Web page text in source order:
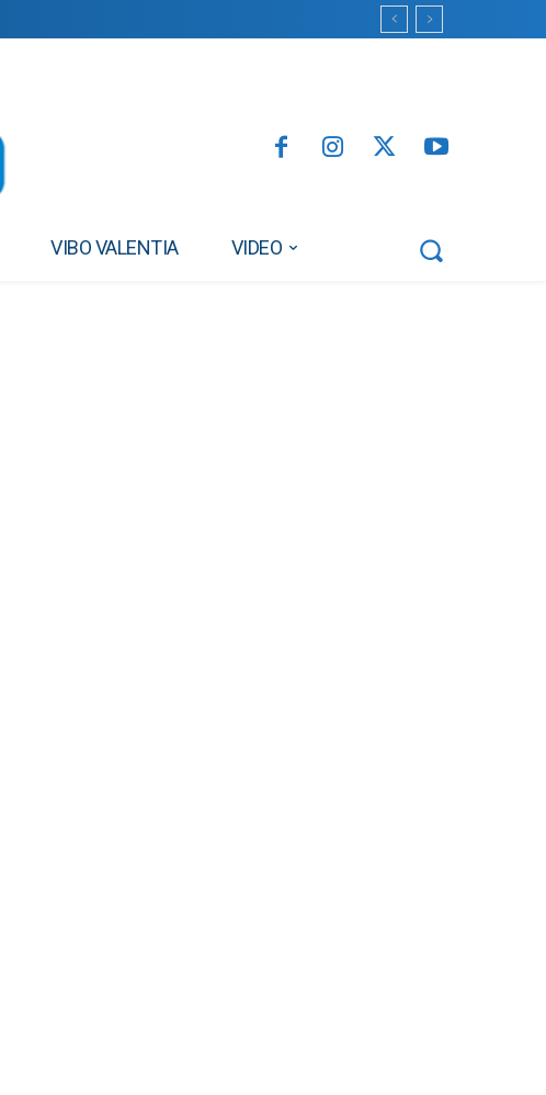
VIBO VALENTIA VIDEO